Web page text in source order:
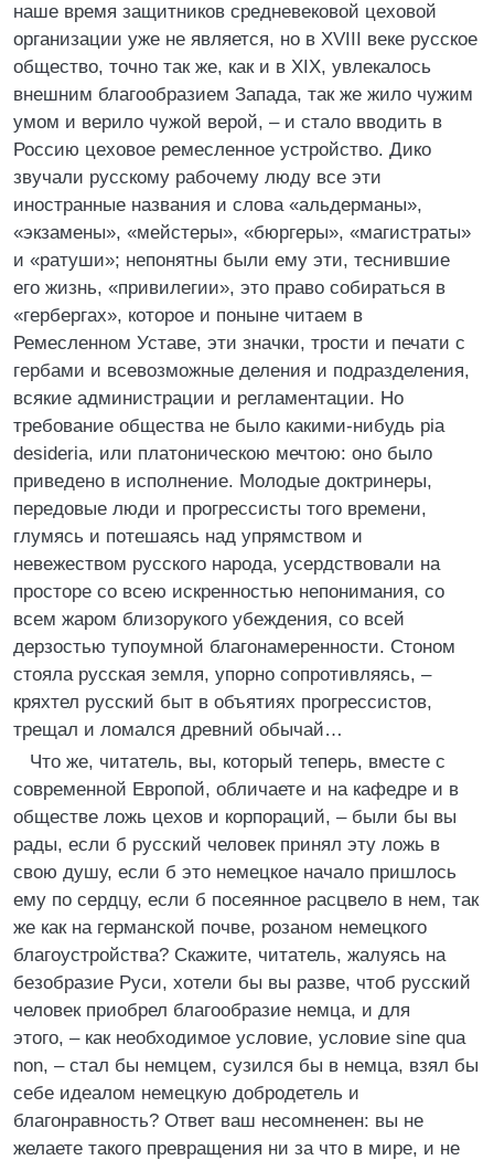
наше время защитников средневековой цеховой
организации уже не является, но в XVIII веке русское
общество, точно так же, как и в XIX, увлекалось
внешним благообразием Запада, так же жило чужим
умом и верило чужой верой, – и стало вводить в
Россию цеховое ремесленное устройство. Дико
звучали русскому рабочему люду все эти
иностранные названия и слова «альдерманы»,
«экзамены», «мейстеры», «бюргеры», «магистраты»
и «ратуши»; непонятны были ему эти, теснившие
его жизнь, «привилегии», это право собираться в
«гербергах», которое и поныне читаем в
Ремесленном Уставе, эти значки, трости и печати с
гербами и всевозможные деления и подразделения,
всякие администрации и регламентации. Но
требование общества не было какими-нибудь pia
desideria, или платоническою мечтою: оно было
приведено в исполнение. Молодые доктринеры,
передовые люди и прогрессисты того времени,
глумясь и потешаясь над упрямством и
невежеством русского народа, усердствовали на
просторе со всею искренностью непонимания, со
всем жаром близорукого убеждения, со всей
дерзостью тупоумной благонамеренности. Стоном
стояла русская земля, упорно сопротивляясь, –
кряхтел русский быт в объятиях прогрессистов,
трещал и ломался древний обычай…
Что же, читатель, вы, который теперь, вместе с
современной Европой, обличаете и на кафедре и в
обществе ложь цехов и корпораций, – были бы вы
рады, если б русский человек принял эту ложь в
свою душу, если б это немецкое начало пришлось
ему по сердцу, если б посеянное расцвело в нем, так
же как на германской почве, розаном немецкого
благоустройства? Скажите, читатель, жалуясь на
безобразие Руси, хотели бы вы разве, чтоб русский
человек приобрел благообразие немца, и для
этого, – как необходимое условие, условие sine qua
non, – стал бы немцем, сузился бы в немца, взял бы
себе идеалом немецкую добродетель и
благонравность? Ответ ваш несомненен: вы не
желаете такого превращения ни за что в мире, и не